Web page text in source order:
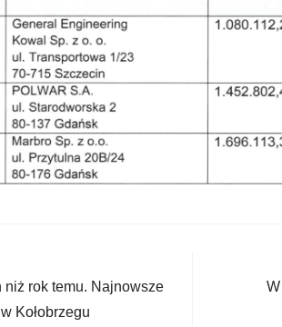
rok temu. Najnowsze
Kołobrzegu